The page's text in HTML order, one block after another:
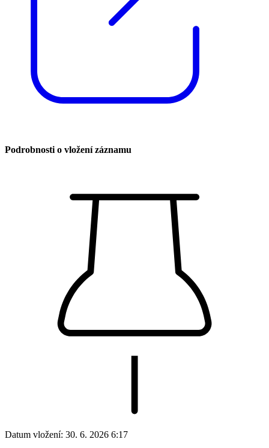
Podrobnosti o vložení záznamu
Datum vložení: 30. 6. 2026 6:17